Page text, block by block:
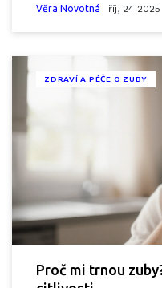
Věra Novotná říj, 24 2025
ZDRAVÍ A PÉČE O ZUBY
Proč mi trnou